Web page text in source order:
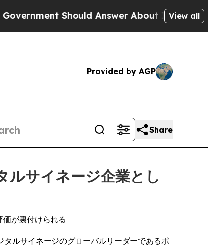
Should Answer About Its Secretive
View all
Provided by AGP
Share
サイネージ企業とし
が裏付けられる
ルサイネージのグローバルリーダーであるポ